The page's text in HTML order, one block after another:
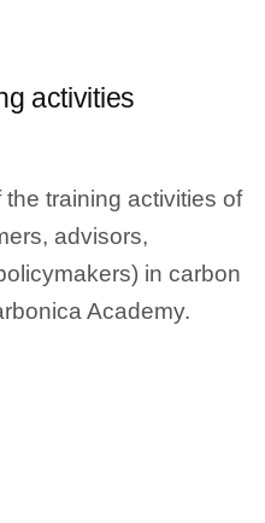
activities
training activities of
advisors,
in carbon
Academy.